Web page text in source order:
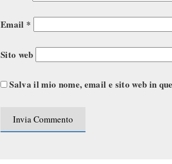
Email *
Sito web
Salva il mio nome, email e sito web in